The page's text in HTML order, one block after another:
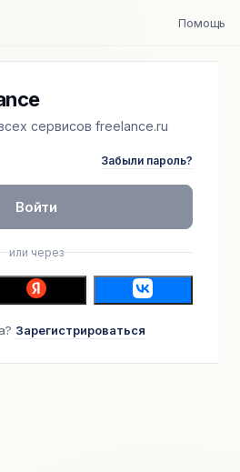
Помощь
сервисов freelance.ru
Забыли пароль?
Войти
или через
Зарегистрироваться